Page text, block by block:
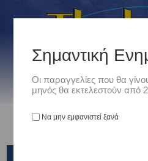
Σημαντική
Οι παραγγελίες που θα
μηνός θα εκτελεστούν από
Να μην εμφανιστεί ξανά